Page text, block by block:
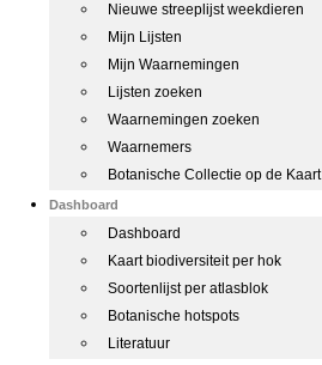
Nieuwe streeplijst weekdieren
Mijn Lijsten
Mijn Waarnemingen
Lijsten zoeken
Waarnemingen zoeken
Waarnemers
Botanische Collectie op de Kaart
Dashboard
Dashboard
Kaart biodiversiteit per hok
Soortenlijst per atlasblok
Botanische hotspots
Literatuur